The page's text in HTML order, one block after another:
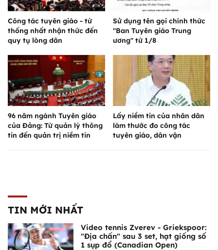
Công tác tuyên giáo - từ
thống nhất nhận thức đến
quy tụ lòng dân
Sử dụng tên gọi chính thức
"Ban Tuyên giáo Trung
ương" từ 1/8
96 năm ngành Tuyên giáo
của Đảng: Từ quản lý thông
tin đến quản trị niềm tin
Lấy niềm tin của nhân dân
làm thước đo công tác
tuyên giáo, dân vận
TIN MỚI NHẤT
Video tennis Zverev - Griekspoor:
"Địa chấn" sau 3 set, hạt giống số
1 sụp đổ (Canadian Open)